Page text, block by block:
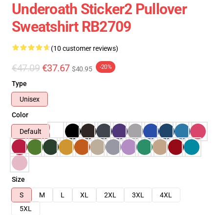
Underoath Sticker2 Pullover
Sweatshirt RB2709
(10 customer reviews)
€47.09 €37.67 $40.95 -20%
Type
Unisex
Color
Default
Size
S
M L XL 2XL 3XL
4XL
5XL